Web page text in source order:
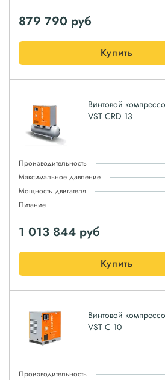
879 790 руб
Купить
Винтовой
VST CRD 13
Производительность
Максимальное давление
Мощность двигателя
Питание
1 013 844 руб
Купить
Винтовой
VST C 10
Производительность